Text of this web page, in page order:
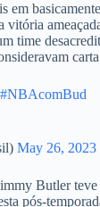
em
vitória
time
#NBAcomBud
May 26, 2023
Butler teve
pós-